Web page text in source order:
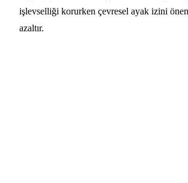
işlevselliği korurken çevresel ayak izini
azaltır.